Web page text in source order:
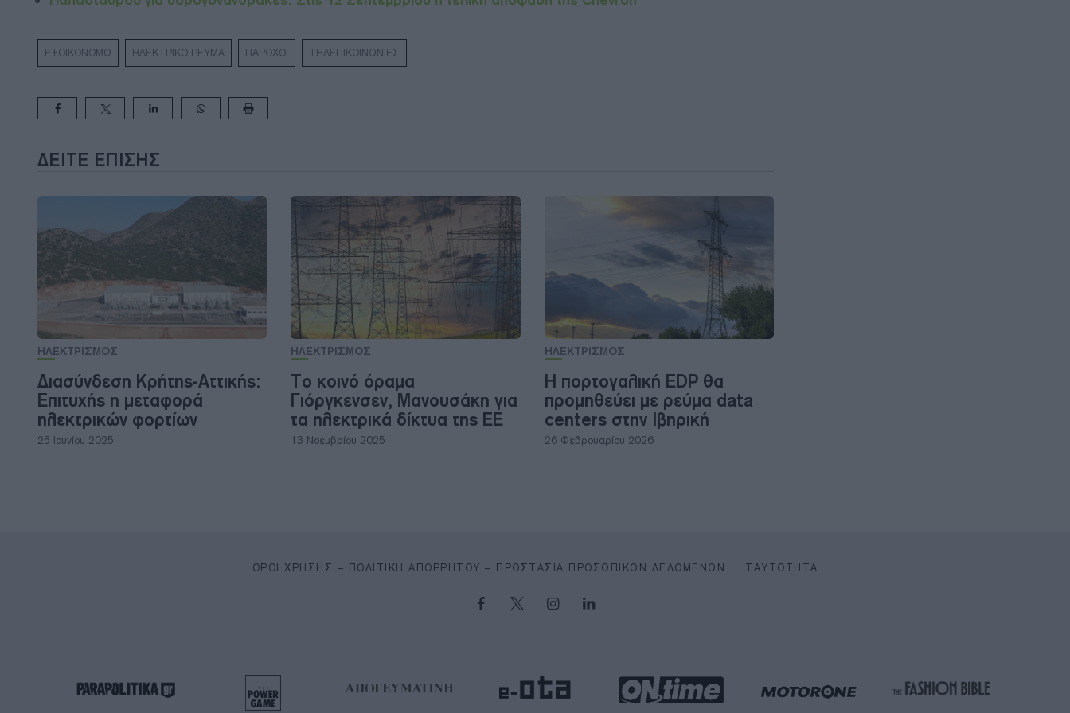
ΕΞΟΙΚΟΝΟΜΩ ΗΛΕΚΤΡΙΚΟ ΡΕΥΜΑ ΠΑΡΟΧΟΙ ΤΗΛΕΠΙΚΟΙΝΩΝΙΕΣ
ΔΕΊΤΕ ΕΠΊΣΗΣ
ΗΛΕΚΤΡΙΣΜΟΣ
Διασύνδεση Κρήτης-Αττικής:
Επιτυχής η μεταφορά
ηλεκτρικών φορτίων
25 Ιουνίου 2025
ΗΛΕΚΤΡΙΣΜΟΣ
Το κοινό όραμα
Γιόργκενσεν, Μανουσάκη για
τα ηλεκτρικά δίκτυα της ΕΕ
13 Νοεμβρίου 2025
ΗΛΕΚΤΡΙΣΜΟΣ
Η πορτογαλική EDP θα
προμηθεύει με ρεύμα data
centers στην Ιβηρική
26 Φεβρουαρίου 2026
ΌΡΟΙ ΧΡΉΣΗΣ – ΠΟΛΙΤΙΚΉ ΑΠΟΡΡΉΤΟΥ – ΠΡΟΣΤΑΣΊΑ ΠΡΟΣΩΠΙΚΏΝ ΔΕΔΟΜΈΝΩΝ ΤΑΥΤΌΤΗΤΑ